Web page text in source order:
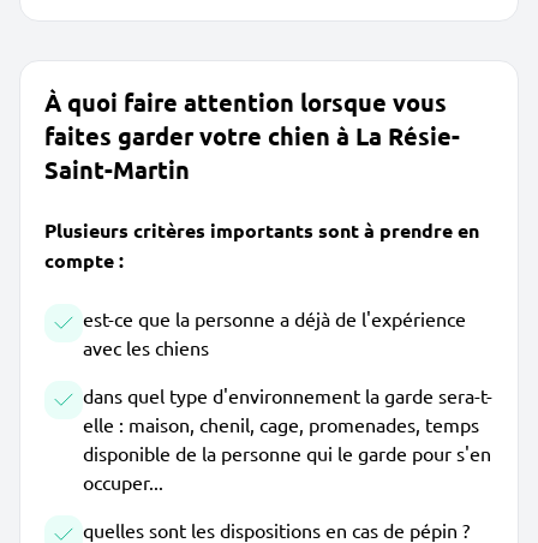
À quoi faire attention lorsque vous
faites garder votre chien à La Résie-
Saint-Martin
Plusieurs critères importants sont à prendre en
compte :
est-ce que la personne a déjà de l'expérience
avec les chiens
dans quel type d'environnement la garde sera-t-
elle : maison, chenil, cage, promenades, temps
disponible de la personne qui le garde pour s'en
occuper...
quelles sont les dispositions en cas de pépin ?